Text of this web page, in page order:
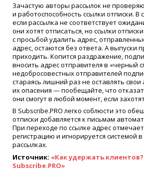
Зачастую авторы рассылок не
и работоспособность ссылки отписки. В
если рассылка не соответствует
они хотят отписаться, но ссылки
с просьбой удалить адрес,
адрес, остаются без ответа. А выпуски
приходить. Копится раздражение,
вносить адрес отправителя в «черный
недобросовестных отправителей
стараясь лишний раз не оставлять свои
их опасения — пообещайте, что
они смогут в любой момент, если
В Subscribe.PRO легко соблюсти это
отписки добавляется к письмам
При переходе по ссылке адрес
регистрацию и игнорируется системой
рассылках.
Источник: «Как удержать
Subscribe.PRO»